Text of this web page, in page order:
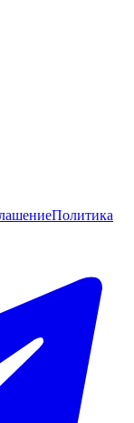
Политика